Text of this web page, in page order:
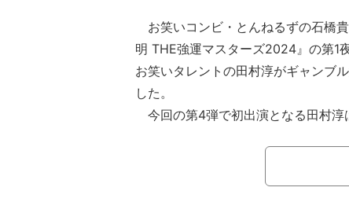
お笑いコンビ・とんねるずの石橋
明 THE強運マスターズ2024』の第1
お笑いタレントの田村淳がギャンブ
した。
今回の第4弾で初出演となる田村淳
は「皆さんがどれぐらいの強運の持
今までの僕の運の良さを考えたら、